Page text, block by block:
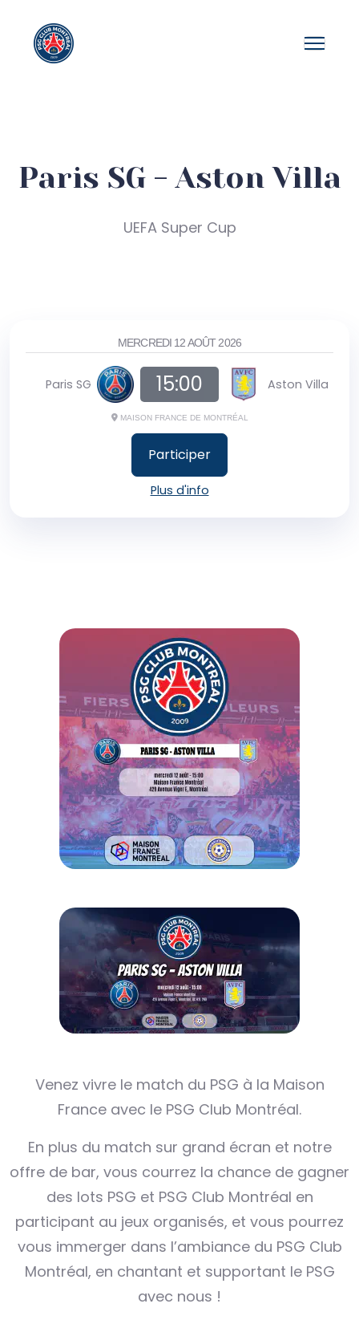
Paris SG - Aston Villa
UEFA Super Cup
MERCREDI 12 AOÛT 2026
Paris SG 15:00 Aston Villa
MAISON FRANCE DE MONTRÉAL
Participer
Plus d'info
Venez vivre le match du PSG à la Maison
France avec le PSG Club Montréal.
En plus du match sur grand écran et notre
offre de bar, vous courrez la chance de gagner
des lots PSG et PSG Club Montréal en
participant au jeux organisés, et vous pourrez
vous immerger dans l’ambiance du PSG Club
Montréal, en chantant et supportant le PSG
avec nous !